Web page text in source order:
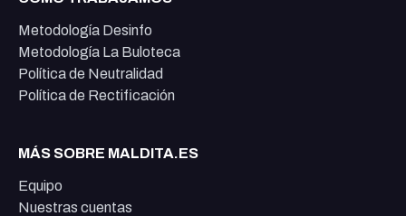
Metodología Desinfo
Metodología La Buloteca
Política de Neutralidad
Política de Rectificación
MÁS SOBRE MALDITA.ES
Equipo
Nuestras cuentas